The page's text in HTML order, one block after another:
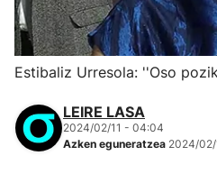
Estibaliz Urresola: ''Oso
LEIRE LASA
2024/02/11 - 04:04
Azken eguneratzea 2024/